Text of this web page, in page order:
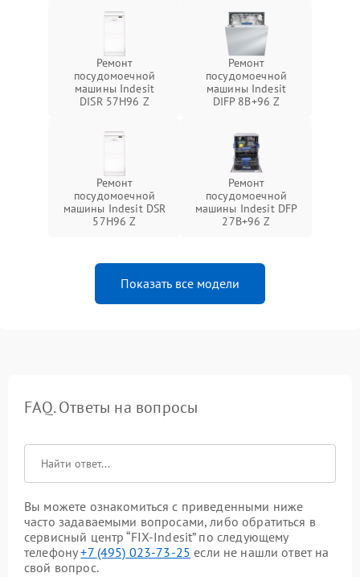
Ремонт
посудомоечной
машины Indesit
DISR 57H96 Z
Ремонт
посудомоечной
машины Indesit
DIFP 8B+96 Z
Ремонт
посудомоечной
машины Indesit DSR
57H96 Z
Ремонт
посудомоечной
машины Indesit DFP
27B+96 Z
Показать все модели
FAQ. Ответы на вопросы
Вы можете ознакомиться с приведенными ниже
часто задаваемыми вопросами, либо обратиться в
сервисный центр “FIX-Indesit” по следующему
телефону+7 (495) 023-73-25 если не нашли ответ на
свой вопрос.